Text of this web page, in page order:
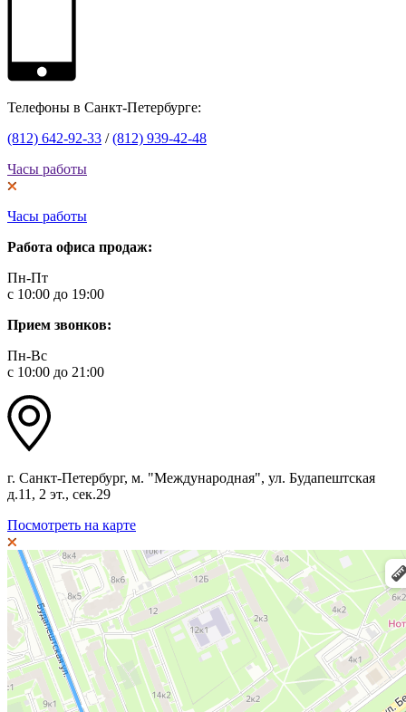
Телефоны в Санкт-Петербурге:
(812) 642-92-33 /(812) 939-42-48
Часы работы
Часы работы
Работа офиса продаж:
Пн-Пт
с 10:00 до 19:00
Прием звонков:
Пн-Вс
с 10:00 до 21:00
г. Санкт-Петербург, м. "Международная", ул. Будапештская
д.11, 2 эт., сек.29
Посмотреть на карте